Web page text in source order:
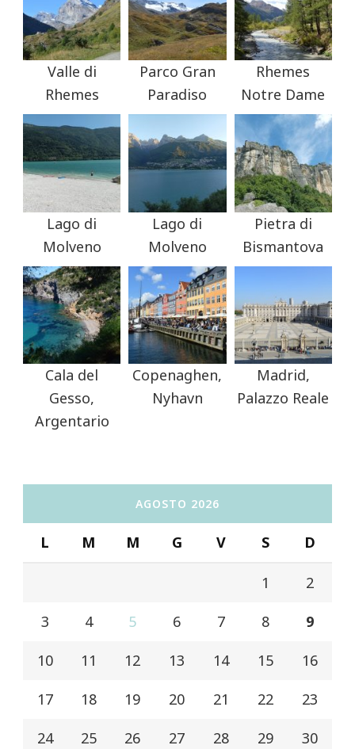
Valle di
Rhemes
Parco Gran
Paradiso
Rhemes
Notre Dame
Lago di
Molveno
Lago di
Molveno
Pietra di
Bismantova
Cala del
Gesso,
Argentario
Copenaghen,
Nyhavn
Madrid,
Palazzo Reale
AGOSTO 2026
L M M G V S D
1 2
3 4 5 6 7 8 9
10 11 12 13 14 15 16
17 18 19 20 21 22 23
24 25 26 27 28 29 30